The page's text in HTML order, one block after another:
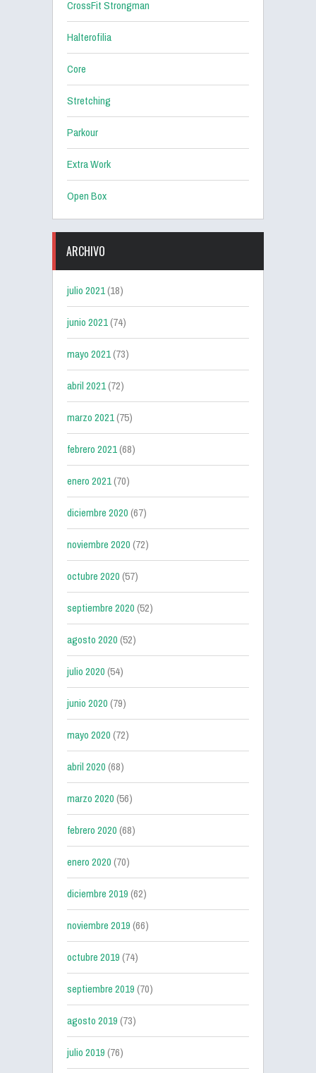
CrossFit Strongman
Halterofilia
Core
Stretching
Parkour
Extra Work
Open Box
ARCHIVO
julio 2021(18)
junio 2021(74)
mayo 2021(73)
abril 2021(72)
marzo 2021(75)
febrero 2021(68)
enero 2021(70)
diciembre 2020(67)
noviembre 2020(72)
octubre 2020(57)
septiembre 2020(52)
agosto 2020(52)
julio 2020(54)
junio 2020(79)
mayo 2020(72)
abril 2020(68)
marzo 2020(56)
febrero 2020(68)
enero 2020(70)
diciembre 2019(62)
noviembre 2019(66)
octubre 2019(74)
septiembre 2019(70)
agosto 2019(73)
julio 2019(76)